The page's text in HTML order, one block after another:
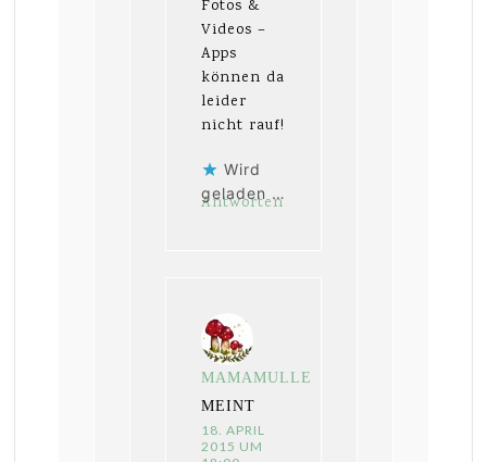
Fotos &
Videos –
Apps
können da
leider
nicht rauf!
Wird
geladen …
Antworten
MAMAMULLE
MEINT
18. APRIL
2015 UM